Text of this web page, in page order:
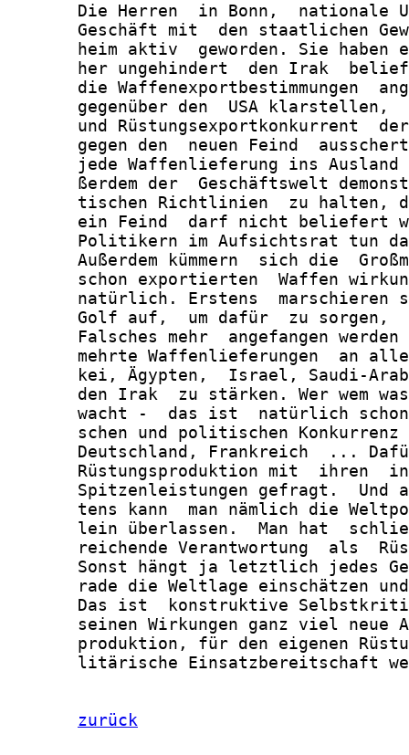
Die Herren  in Bonn,  nationale
Geschäft mit  den staatlichen
heim aktiv  geworden. Sie haben
her ungehindert  den Irak
die Waffenexportbestimmungen
gegenüber den  USA klarstellen,
und Rüstungsexportkonkurrent
gegen den  neuen Feind
jede Waffenlieferung ins
ßerdem der  Geschäftswelt
tischen Richtlinien  zu halten,
ein Feind  darf nicht beliefert
Politikern im Aufsichtsrat tun
Außerdem kümmern  sich die
schon exportierten  Waffen
natürlich. Erstens  marschieren
Golf auf,  um dafür  zu sorgen,
Falsches mehr  angefangen
mehrte Waffenlieferungen  an
kei, Ägypten,  Israel, Saudi-
den Irak  zu stärken. Wer wem
wacht -  das ist  natürlich
schen und politischen
Deutschland, Frankreich  ...
Rüstungsproduktion mit  ihren
Spitzenleistungen gefragt.  Und
tens kann  man nämlich die
lein überlassen.  Man hat
reichende Verantwortung  als
Sonst hängt ja letztlich jedes
rade die Weltlage einschätzen
Das ist  konstruktive
seinen Wirkungen ganz viel neue
produktion, für den eigenen
litärische Einsatzbereitschaft
zurück